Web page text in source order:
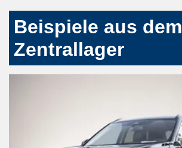
Beispiele aus dem
Zentrallager